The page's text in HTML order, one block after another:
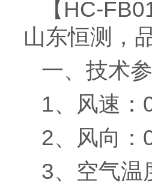
【HC-
山东恒测，
一、技术
1、风速：
2、风向：
3、空气